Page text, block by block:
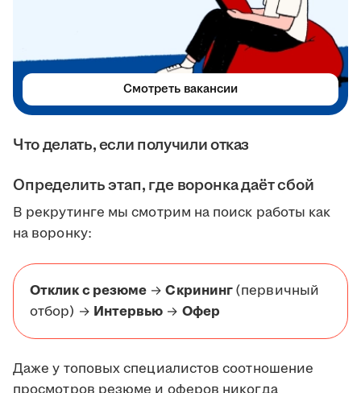
Что делать, если получили отказ
Определить этап, где воронка даёт сбой
В рекрутинге мы смотрим на поиск работы как
на воронку:
Отклик с резюме →Скрининг(первичный
отбор) → Интервью → Офер
Даже у топовых специалистов соотношение
Смотреть вакансии